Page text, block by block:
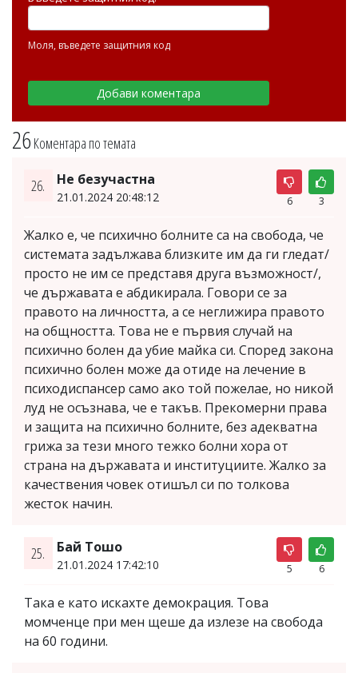
26Коментара по темата
26. Не безучастна
21.01.2024 20:48:12 6 3
Жалко е, че психично болните са на свобода, че
системата задължава близките им да ги гледат/
просто не им се представя друга възможност/,
че държавата е абдикирала. Говори се за
правото на личността, а се неглижира правото
на общността. Това не е първия случай на
психично болен да убие майка си. Според закона
психично болен може да отиде на лечение в
психодиспансер само ако той пожелае, но никой
луд не осъзнава, че е такъв. Прекомерни права
и защита на психично болните, без адекватна
грижа за тези много тежко болни хора от
страна на държавата и институциите. Жалко за
качествения човек отишъл си по толкова
жесток начин.
25. Бай Тошо
21.01.2024 17:42:10 5 6
Така е като искахте демокрация. Това
момченце при мен щеше да излезе на свобода
на 60 години.
Моля, въведете защитния код